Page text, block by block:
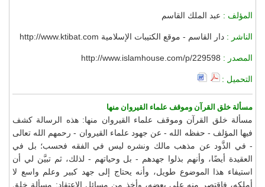
المؤلف : عبد الملك القاسم
الناشر : دار القاسم - موقع الكتيبات الإسلامية http://www.ktibat.com
المصدر : http://www.islamhouse.com/p/229598
التحميل :
مسألة خلق القرآن وموقف علماء القيروان منها
مسألة خلق القرآن وموقف علماء القيروان منها: هذه الرسالة كشف
فيها المؤلف - حفظه الله - عن جهود علماء القيروان - رحمهم الله تعالى
- في الذَّود عن مذهب مالك ونشره ليس في الفقه فحسب؛ بل في
العقيدة أيضًا، وأنهم بذلوا جهدهم - بل وحياتهم - لذلك، ثم تبيَّن لي أن
استيفاء هذا الموضوع طويل، وأنه يحتاج إلى جهد كبير وعلم واسع لا
أملكه، فاقتصر منه على بعضه، وأخذ من مسائل الاعتقاد: مسألة خلق